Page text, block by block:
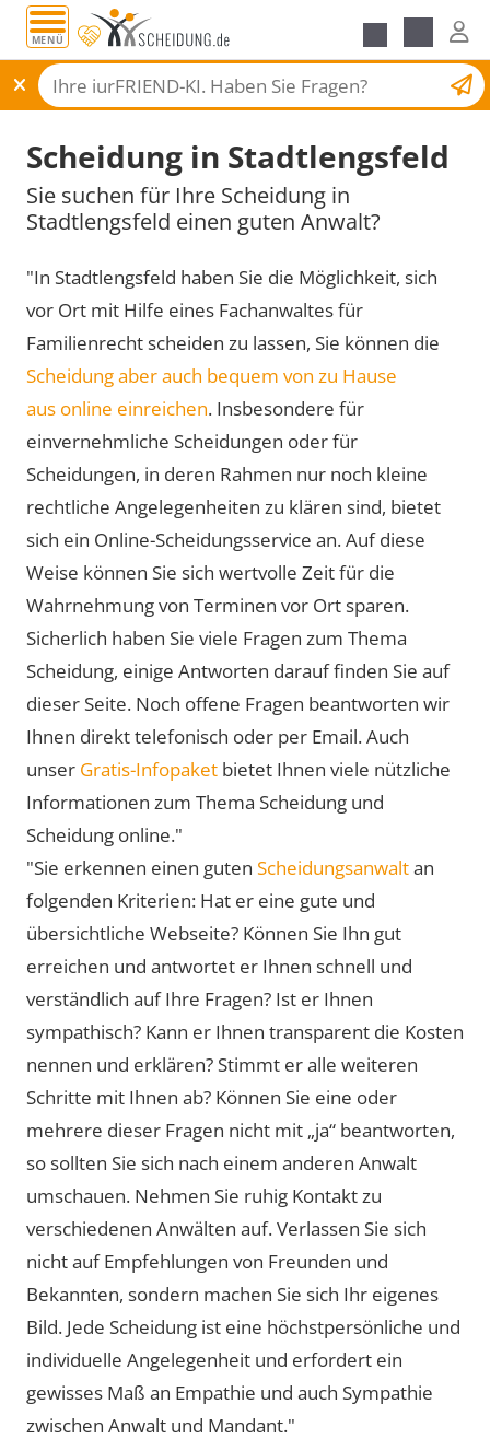
MENÜ
Scheidungsantrag
Scheidung in Stadtlengsfeld
Sie suchen für Ihre Scheidung in
Stadtlengsfeld einen guten Anwalt?
"In Stadtlengsfeld haben Sie die Möglichkeit, sich
vor Ort mit Hilfe eines Fachanwaltes für
Familienrecht scheiden zu lassen, Sie können die
Scheidung aber auch bequem von zu Hause
aus online einreichen. Insbesondere für
einvernehmliche Scheidungen oder für
Scheidungen, in deren Rahmen nur noch kleine
rechtliche Angelegenheiten zu klären sind, bietet
sich ein Online-Scheidungsservice an. Auf diese
Weise können Sie sich wertvolle Zeit für die
Wahrnehmung von Terminen vor Ort sparen.
Sicherlich haben Sie viele Fragen zum Thema
Scheidung, einige Antworten darauf finden Sie auf
dieser Seite. Noch offene Fragen beantworten wir
Ihnen direkt telefonisch oder per Email. Auch
unser Gratis-Infopaket bietet Ihnen viele nützliche
Informationen zum Thema Scheidung und
Scheidung online."
"Sie erkennen einen guten Scheidungsanwaltan
folgenden Kriterien: Hat er eine gute und
übersichtliche Webseite? Können Sie Ihn gut
erreichen und antwortet er Ihnen schnell und
verständlich auf Ihre Fragen? Ist er Ihnen
sympathisch? Kann er Ihnen transparent die Kosten
nennen und erklären? Stimmt er alle weiteren
Schritte mit Ihnen ab? Können Sie eine oder
mehrere dieser Fragen nicht mit „ja“ beantworten,
so sollten Sie sich nach einem anderen Anwalt
umschauen. Nehmen Sie ruhig Kontakt zu
verschiedenen Anwälten auf. Verlassen Sie sich
nicht auf Empfehlungen von Freunden und
Bekannten, sondern machen Sie sich Ihr eigenes
Bild. Jede Scheidung ist eine höchstpersönliche und
individuelle Angelegenheit und erfordert ein
gewisses Maß an Empathie und auch Sympathie
zwischen Anwalt und Mandant."